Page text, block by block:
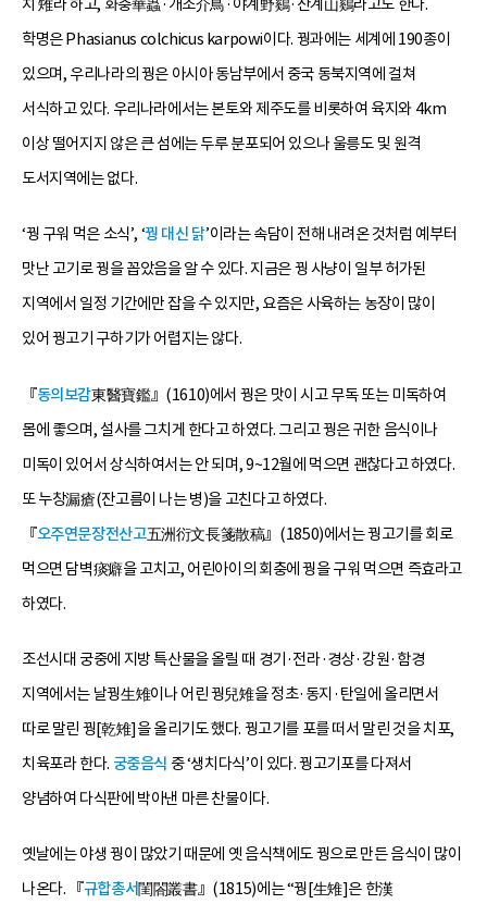
치 雉라 하고, 화충華蟲·개조介鳥·야계野鷄·산계山鷄라고도 한다.
학명은 Phasianus colchicus karpowi이다. 꿩과에는 세계에 190종이
있으며, 우리나라의 꿩은 아시아 동남부에서 중국 동북지역에 걸쳐
서식하고 있다. 우리나라에서는 본토와 제주도를 비롯하여 육지와 4km
이상 떨어지지 않은 큰 섬에는 두루 분포되어 있으나 울릉도 및 원격
도서지역에는 없다.
‘꿩 구워 먹은 소식’, ‘꿩 대신 닭’이라는 속담이 전해 내려온 것처럼 예부터
맛난 고기로 꿩을 꼽았음을 알 수 있다. 지금은 꿩 사냥이 일부 허가된
지역에서 일정 기간에만 잡을 수 있지만, 요즘은 사육하는 농장이 많이
있어 꿩고기 구하기가 어렵지는 않다.
『동의보감東醫寶鑑』(1610)에서 꿩은 맛이 시고 무독 또는 미독하여
몸에 좋으며, 설사를 그치게 한다고 하였다. 그리고 꿩은 귀한 음식이나
미독이 있어서 상식하여서는 안 되며, 9~12월에 먹으면 괜찮다고 하였다.
또 누창漏瘡(잔고름이 나는 병)을 고친다고 하였다.
『오주연문장전산고五洲衍文長箋散稿』(1850)에서는 꿩고기를 회로
먹으면 담벽痰癖을 고치고, 어린아이의 회충에 꿩을 구워 먹으면 즉효라고
하였다.
조선시대 궁중에 지방 특산물을 올릴 때 경기·전라·경상·강원·함경
지역에서는 날꿩生雉이나 어린 꿩兒雉을 정초·동지·탄일에 올리면서
따로 말린 꿩[乾雉]을 올리기도 했다. 꿩고기를 포를 떠서 말린 것을 치포,
치육포라 한다. 궁중음식 중 ‘생치다식’이 있다. 꿩고기포를 다져서
양념하여 다식판에 박아낸 마른 찬물이다.
옛날에는 야생 꿩이 많았기 때문에 옛 음식책에도 꿩으로 만든 음식이 많이
나온다. 『규합총서閨閤叢書』(1815)에는 “꿩[生雉]은 한漢